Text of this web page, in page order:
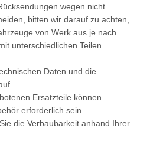
wegen nicht
bitten wir darauf zu achten,
von Werk aus je nach
unterschiedlichen Teilen
Daten und die
Ersatzteile können
erforderlich sein.
die Verbaubarkeit anhand Ihrer